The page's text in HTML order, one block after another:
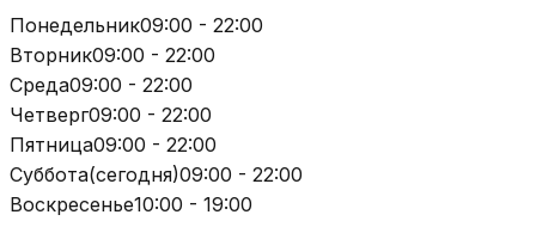
Понедельник09:00 - 22:00
Вторник09:00 - 22:00
Среда09:00 - 22:00
Четверг09:00 - 22:00
Пятница09:00 - 22:00
Суббота(сегодня)09:00 - 22:00
Воскресенье10:00 - 19:00